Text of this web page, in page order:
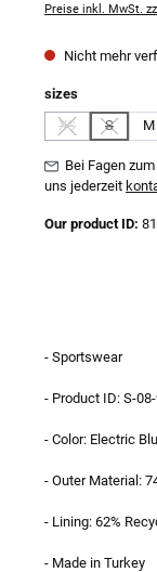
Preise inkl. MwSt.
Nicht mehr
sizesauswählen
XS
(Diese Option ist
S
(Diese
M
Bei Fagen
uns jederzeit
Our product ID:
- Sportswear
- Product ID: S-
- Color: Electric
- Outer Material:
- Lining: 62%
- Made in Turkey